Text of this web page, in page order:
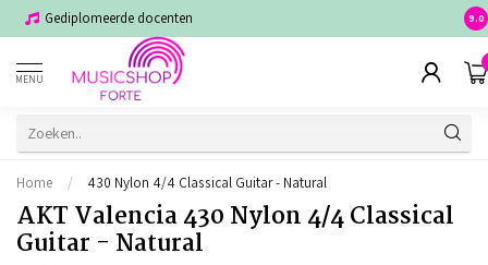
Gediplomeerde docenten 9.0
MENU
Home / 430 Nylon 4/4 Classical Guitar - Natural
AKT Valencia 430 Nylon 4/4 Classical
Guitar - Natural